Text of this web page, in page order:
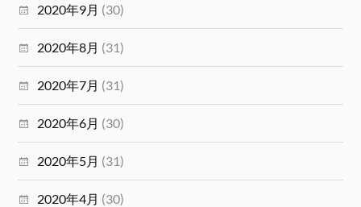
2020年9月 (30)
2020年8月 (31)
2020年7月 (31)
2020年6月 (30)
2020年5月 (31)
2020年4月 (30)